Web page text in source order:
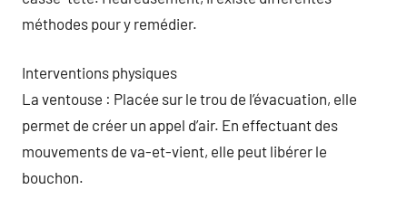
méthodes pour y remédier.
Interventions physiques
La ventouse : Placée sur le trou de l’évacuation, elle
permet de créer un appel d’air. En effectuant des
mouvements de va-et-vient, elle peut libérer le
bouchon.